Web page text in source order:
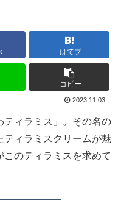
はてブ
コピー
2023.11.03
ティラミス」。その名の
ティラミスクリームが魅
のティラミスを求めて